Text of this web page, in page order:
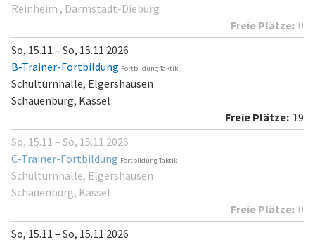
Reinheim , Darmstadt-Dieburg
0
So, 15.11 – So, 15.11.2026
B-Trainer-Fortbildung Fortbildung Taktik
Schulturnhalle, Elgershausen
Schauenburg, Kassel
19
So, 15.11 – So, 15.11.2026
C-Trainer-Fortbildung Fortbildung Taktik
Schulturnhalle, Elgershausen
Schauenburg, Kassel
0
So, 15.11 – So, 15.11.2026